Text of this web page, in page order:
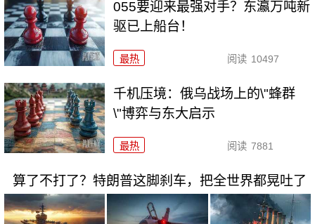
055要迎来最强对手？东瀛万吨新
驱已上船台！
最热 阅读 10497
千机压境：俄乌战场上的\"蜂群
\"博弈与东大启示
最热 阅读 7881
算了不打了？特朗普这脚刹车，把全世界都晃吐了